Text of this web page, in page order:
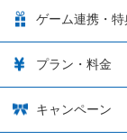
LinksMateの特
音声通話料金
ゲーム連携・特
ゲーム連携・特
ブレイブソー
プラン・料金
プラン・料金
キャンペーン